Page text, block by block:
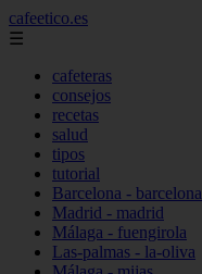
cafeetico.es
☰
cafeteras
consejos
recetas
salud
tipos
tutorial
Barcelona - barcelona
Madrid - madrid
Málaga - fuengirola
Las-palmas - la-oliva